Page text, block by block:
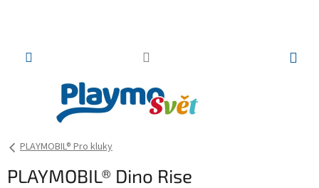
PLAYMOBIL® Pro kluky
PLAYMOBIL® Dino Rise